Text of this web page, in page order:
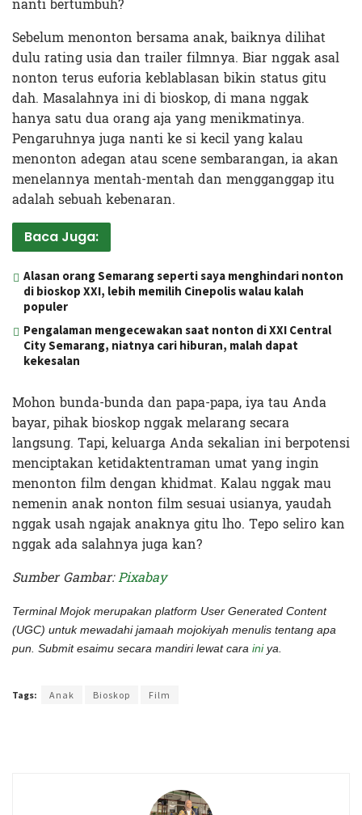
Sebelum menonton bersama anak, baiknya dilihat
dulu rating usia dan trailer filmnya. Biar nggak asal
nonton terus euforia keblablasan bikin status gitu
dah. Masalahnya ini di bioskop, di mana nggak
hanya satu dua orang aja yang menikmatinya.
Pengaruhnya juga nanti ke si kecil yang kalau
menonton adegan atau scene sembarangan, ia akan
menelannya mentah-mentah dan mengganggap itu
adalah sebuah kebenaran.
Baca Juga:
Alasan orang Semarang seperti saya menghindari nonton
di bioskop XXI, lebih memilih Cinepolis walau kalah
populer
Pengalaman mengecewakan saat nonton di XXI Central
City Semarang, niatnya cari hiburan, malah dapat
kekesalan
Mohon bunda-bunda dan papa-papa, iya tau Anda
bayar, pihak bioskop nggak melarang secara
langsung. Tapi, keluarga Anda sekalian ini berpotensi
menciptakan ketidaktentraman umat yang ingin
menonton film dengan khidmat. Kalau nggak mau
nemenin anak nonton film sesuai usianya, yaudah
nggak usah ngajak anaknya gitu lho. Tepo seliro kan
nggak ada salahnya juga kan?
Sumber Gambar:Pixabay
Terminal Mojok merupakan platform User Generated Content
(UGC) untuk mewadahi jamaah mojokiyah menulis tentang apa
pun. Submit esaimu secara mandiri lewat cara iniya.
Tags: Anak Bioskop Film